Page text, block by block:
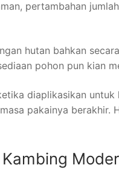
pertambahan
hutan bahkan
pohon pun kian
diaplikasikan
pakainya